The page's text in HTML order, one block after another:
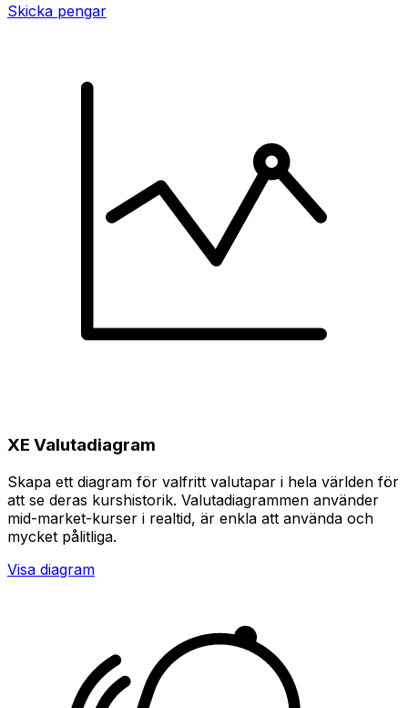
Skicka pengar
XE Valutadiagram
Skapa ett diagram för valfritt valutapar i hela världen för
att se deras kurshistorik. Valutadiagrammen använder
mid-market-kurser i realtid, är enkla att använda och
mycket pålitliga.
Visa diagram